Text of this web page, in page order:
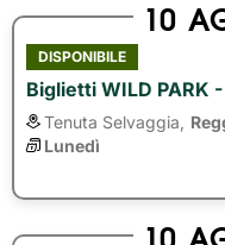
10
DISPONIBILE
Biglietti WILD PARK
Tenuta Selvaggia,
Lunedì